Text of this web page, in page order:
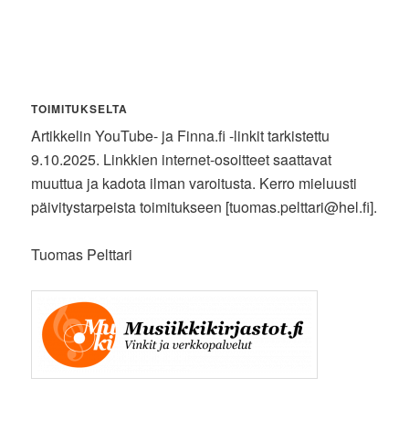
TOIMITUKSELTA
Artikkelin YouTube- ja Finna.fi -linkit tarkistettu
9.10.2025. Linkkien internet-osoitteet saattavat
muuttua ja kadota ilman varoitusta. Kerro mieluusti
päivitystarpeista toimitukseen [tuomas.pelttari@hel.fi].
Tuomas Pelttari